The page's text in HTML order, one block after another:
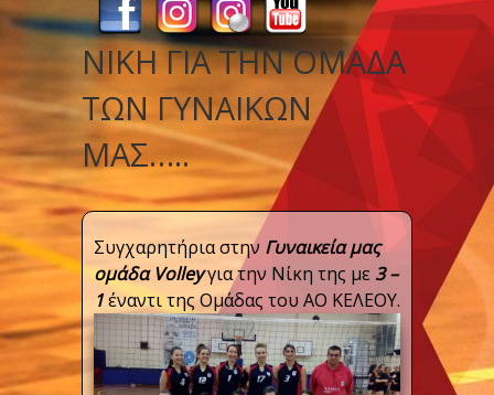
ΝΊΚΗ ΓΙΑ ΤΗΝ ΟΜΆΔΑ
ΤΩΝ ΓΥΝΑΙΚΏΝ
ΜΑΣ…..
Συγχαρητήρια στην Γυναικεία μας
ομάδα Volleyγια την Νίκη της με 3 –
1έναντι της Ομάδας του ΑΟ ΚΕΛΕΟΥ.